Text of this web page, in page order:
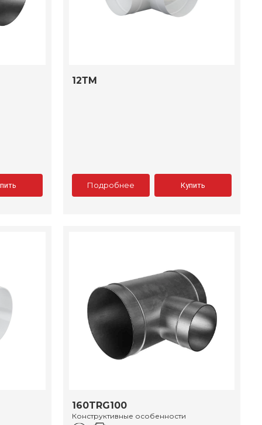
12ТМ
Подробнее Купить
160TRG100
Конструктивные особенности